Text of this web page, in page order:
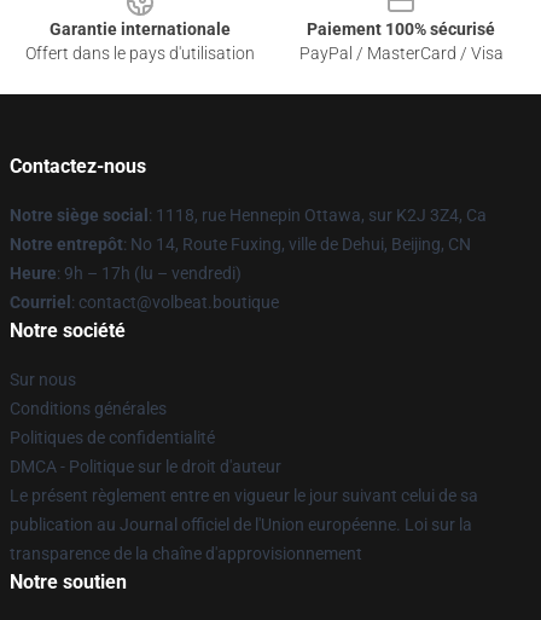
Garantie internationale
Offert dans le pays d'utilisation
Paiement 100% sécurisé
PayPal / MasterCard / Visa
Contactez-nous
Notre siège social : 1118, rue Hennepin Ottawa, sur K2J 3Z4, Ca
Notre entrepôt: No 14, Route Fuxing, ville de Dehui, Beijing, CN
Heure: 9h – 17h (lu – vendredi)
Courriel : contact@volbeat.boutique
Notre société
Sur nous
Conditions générales
Politiques de confidentialité
DMCA - Politique sur le droit d'auteur
Le présent règlement entre en vigueur le jour suivant celui de sa
publication au Journal officiel de l'Union européenne. Loi sur la
transparence de la chaîne d'approvisionnement
Notre soutien